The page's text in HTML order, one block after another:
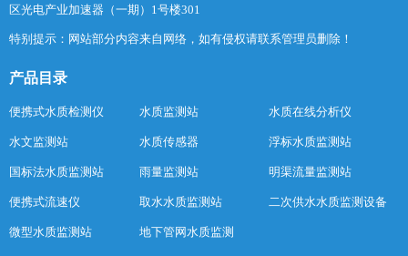
区光电产业加速器（一期）1号楼301
特别提示：网站部分内容来自网络，如有侵权请联系管理员删除！
产品目录
便携式水质检测仪 水质监测站 水质在线分析仪
水文监测站 水质传感器 浮标水质监测站
国标法水质监测站 雨量监测站 明渠流量监测站
便携式流速仪 取水水质监测站 二次供水水质监测设备
微型水质监测站 地下管网水质监测